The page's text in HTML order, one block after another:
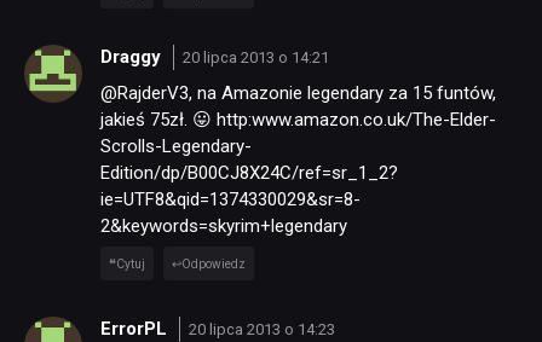
Draggy 20 lipca 2013 o 14:21
@RajderV3, na Amazonie legendary za 15 funtów,
jakieś 75zł. 😛 http:www.amazon.co.uk/The-Elder-
Scrolls-Legendary-
Edition/dp/B00CJ8X24C/ref=sr_1_2?
ie=UTF8&qid=1374330029&sr=8-
2&keywords=skyrim+legendary
Cytuj Odpowiedz
ErrorPL 20 lipca 2013 o 14:23